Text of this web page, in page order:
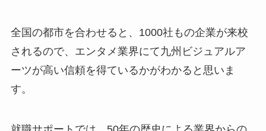
全国の都市を合わせると、1000社もの企業が来校
されるので、エンタメ業界にて九州ビジュアルア
ーツが高い信頼を得ているかがわかると思いま
す。